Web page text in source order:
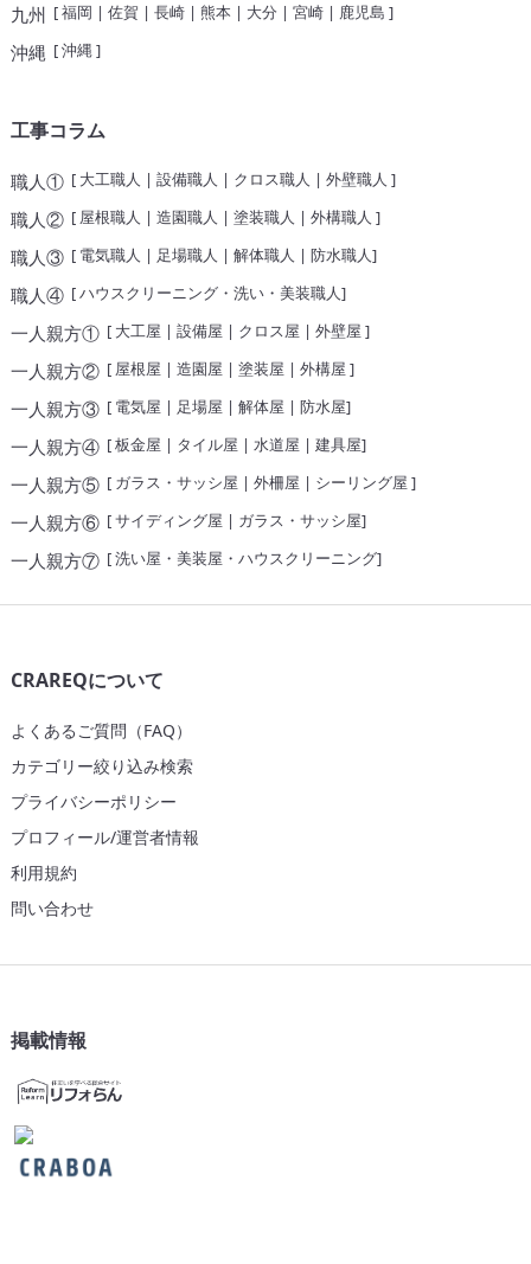
九州 [福岡 | 佐賀 | 長崎| 熊本| 大分 | 宮崎| 鹿児島 ]
沖縄 [沖縄]
工事コラム
職人①[ 大工職人 | 設備職人 | クロス職人 | 外壁職人 ]
職人②[ 屋根職人 | 造園職人 | 塗装職人 | 外構職人 ]
職人③[ 電気職人 | 足場職人 | 解体職人 | 防水職人]
職人④[ハウスクリーニング・洗い・美装職人]
一人親方①[ 大工屋 | 設備屋 | クロス屋 | 外壁屋 ]
一人親方②[ 屋根屋 | 造園屋 | 塗装屋 | 外構屋 ]
一人親方③[ 電気屋 | 足場屋 | 解体屋 | 防水屋]
一人親方④[板金屋 | タイル屋 | 水道屋 | 建具屋]
一人親方⑤[ ガラス・サッシ屋 | 外柵屋 | シーリング屋 ]
一人親方⑥[サイディング屋 | ガラス・サッシ屋]
一人親方⑦[洗い屋・美装屋・ハウスクリーニング]
CRAREQについて
よくあるご質問（FAQ）
カテゴリー絞り込み検索
プライバシーポリシー
プロフィール/運営者情報
利用規約
問い合わせ
掲載情報